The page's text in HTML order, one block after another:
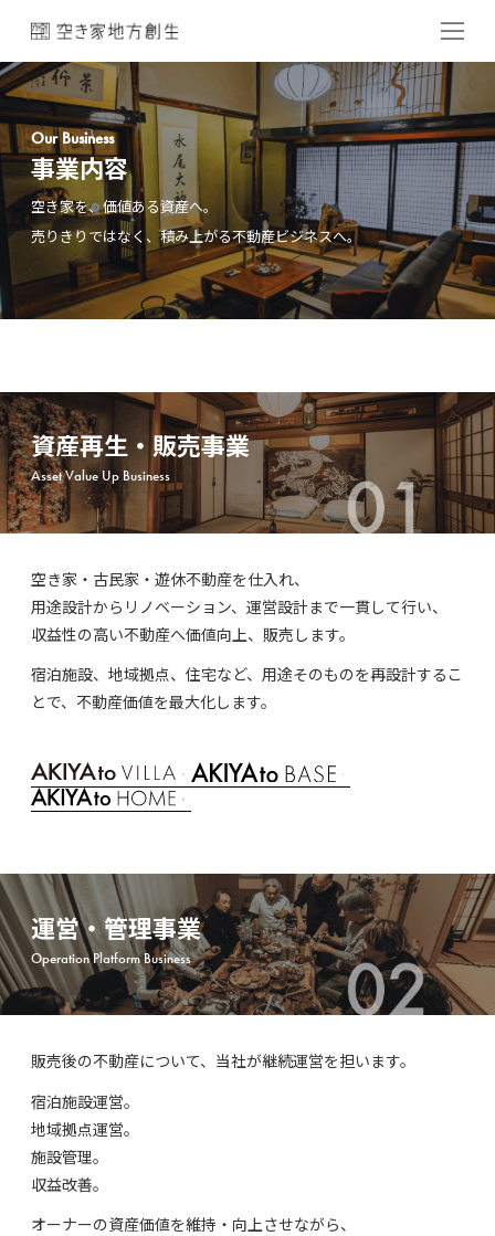
Our Business
事業内容
空き家を、価値ある資産へ。
売りきりではなく、積み上がる不動産ビジネスへ。
資産再生・販売事業
Asset Value Up Business
空き家・古民家・遊休不動産を仕入れ、
用途設計からリノベーション、運営設計まで一貫して行い、
収益性の高い不動産へ価値向上、販売します。
宿泊施設、地域拠点、住宅など、用途そのものを再設計するこ
とで、不動産価値を最大化します。
運営・管理事業
Operation Platform Business
販売後の不動産について、当社が継続運営を担います。
宿泊施設運営。
地域拠点運営。
施設管理。
収益改善。
オーナーの資産価値を維持・向上させながら、